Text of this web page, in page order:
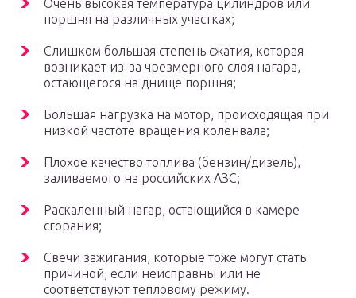
Очень высокая температура цилиндров или
поршня на различных участках;
Слишком большая степень сжатия, которая
возникает из-за чрезмерного слоя нагара,
остающегося на днище поршня;
Большая нагрузка на мотор, происходящая при
низкой частоте вращения коленвала;
Плохое качество топлива (бензин/дизель),
заливаемого на российских АЗС;
Раскаленный нагар, остающийся в камере
сгорания;
Свечи зажигания, которые тоже могут стать
причиной, если неисправны или не
соответствуют тепловому режиму.